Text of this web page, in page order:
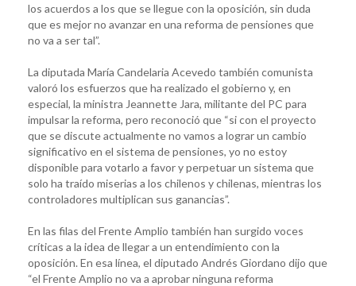
los acuerdos a los que se llegue con la oposición, sin duda
que es mejor no avanzar en una reforma de pensiones que
no va a ser tal”.
La diputada María Candelaria Acevedo también comunista
valoró los esfuerzos que ha realizado el gobierno y, en
especial, la ministra Jeannette Jara, militante del PC para
impulsar la reforma, pero reconoció que “si con el proyecto
que se discute actualmente no vamos a lograr un cambio
significativo en el sistema de pensiones, yo no estoy
disponible para votarlo a favor y perpetuar un sistema que
solo ha traído miserias a los chilenos y chilenas, mientras los
controladores multiplican sus ganancias”.
En las filas del Frente Amplio también han surgido voces
críticas a la idea de llegar a un entendimiento con la
oposición. En esa línea, el diputado Andrés Giordano dijo que
“el Frente Amplio no va a aprobar ninguna reforma